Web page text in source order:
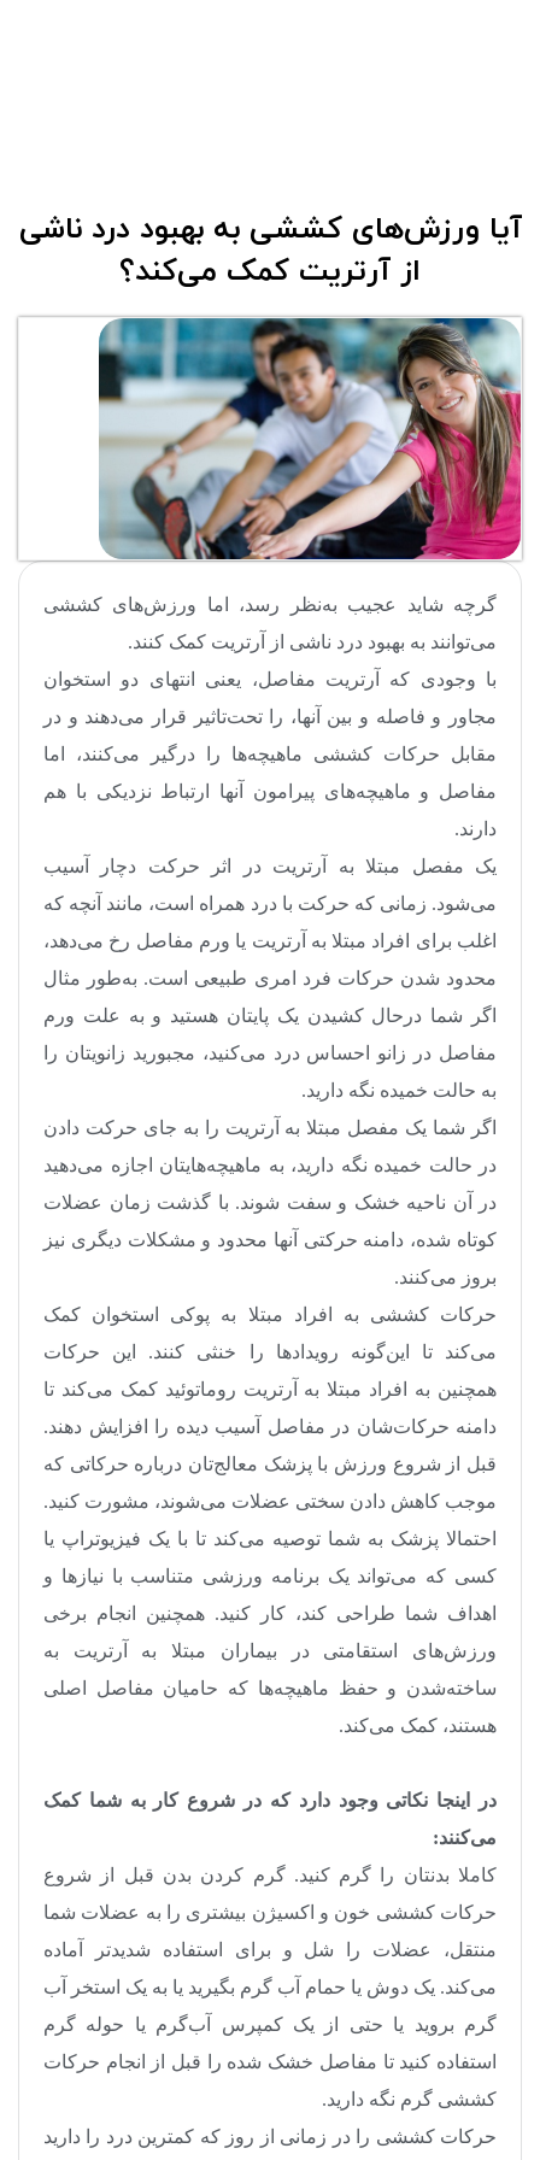
آیا ورزش‌های کششی به بهبود درد ناشی
از آرتریت کمک می‌کند؟
گرچه شاید عجیب به‌نظر رسد، اما ورزش‌های کششی
می‌توانند به بهبود درد ناشی از آرتریت کمک کنند.
با وجودی که آرتریت مفاصل، یعنی انتهای دو استخوان
مجاور و فاصله و بین آنها، را تحت‌تاثیر قرار می‌دهند و در
مقابل حرکات کششی ماهیچه‌ها را درگیر می‌کنند، اما
مفاصل و ماهیچه‌های پیرامون آنها ارتباط نزدیکی با هم
دارند.
یک مفصل مبتلا به آرتریت در اثر حرکت دچار آسیب
می‌شود. زمانی که حرکت با درد همراه است، مانند آنچه که
اغلب برای افراد مبتلا به آرتریت یا ورم مفاصل رخ می‌دهد،
محدود شدن حرکات فرد امری طبیعی است. به‌طور مثال
اگر شما درحال کشیدن یک پایتان هستید و به علت ورم
مفاصل در زانو احساس درد می‌کنید، مجبورید زانویتان را
به حالت خمیده نگه دارید.
اگر شما یک مفصل مبتلا به آرتریت را به جای حرکت دادن
در حالت خمیده نگه دارید، به ماهیچه‌هایتان اجازه می‌دهید
در آن ناحیه خشک و سفت شوند. با گذشت زمان عضلات
کوتاه شده، دامنه حرکتی آنها محدود و مشکلات دیگری نیز
بروز می‌کنند.
حرکات کششی به افراد مبتلا به پوکی استخوان کمک
می‌کند تا این‌گونه رویداد‌ها را خنثی کنند. این حرکات
همچنین به افراد مبتلا به آرتریت روماتوئید کمک می‌کند تا
دامنه حرکات‌شان در مفاصل آسیب دیده را افزایش دهند.
قبل از شروع ورزش با پزشک معالج‌تان درباره حرکاتی که
موجب کاهش دادن سختی عضلات می‌شوند، مشورت کنید.
احتمالا پزشک به شما توصیه می‌کند تا با یک فیزیوتراپ یا
کسی که می‌تواند یک برنامه ورزشی متناسب با نیاز‌ها و
اهداف شما طراحی کند، کار کنید. همچنین انجام برخی
ورزش‌های استقامتی در بیماران مبتلا به آرتریت به
ساخته‌شدن و حفظ ماهیچه‌ها که حامیان مفاصل اصلی
هستند، کمک می‌کند.
در اینجا نکاتی وجود دارد که در شروع کار به شما کمک
می‌کنند:
کاملا بدنتان را گرم کنید. گرم کردن بدن قبل از شروع
حرکات کششی خون و اکسیژن بیشتری را به عضلات شما
منتقل، عضلات را شل و برای استفاده شدید‌تر آماده
می‌کند. یک دوش یا حمام آب گرم بگیرید یا به یک استخر آب
گرم بروید یا حتی از یک کمپرس آب‌گرم یا حوله گرم
استفاده کنید تا مفاصل خشک شده را قبل از انجام حرکات
کششی گرم نگه دارید.
حرکات کششی را در زمانی از روز که کمترین درد را دارید